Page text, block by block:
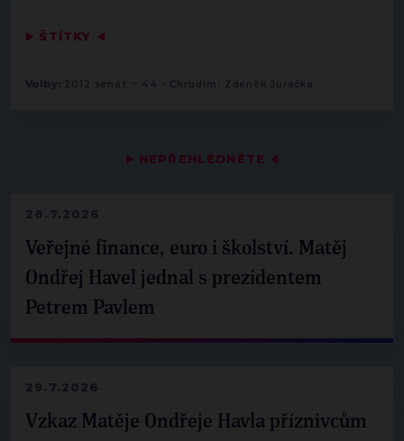
▶ NEPŘEHLÉDNĚTE ◀
28.7.2026
Veřejné finance, euro i školství. Matěj
Ondřej Havel jednal s prezidentem
Petrem Pavlem
29.7.2026
Vzkaz Matěje Ondřeje Havla příznivcům
▶ ŠTÍTKY ◀
Volby: 2012 senát - 44 - Chrudim: Zdeněk Juračka